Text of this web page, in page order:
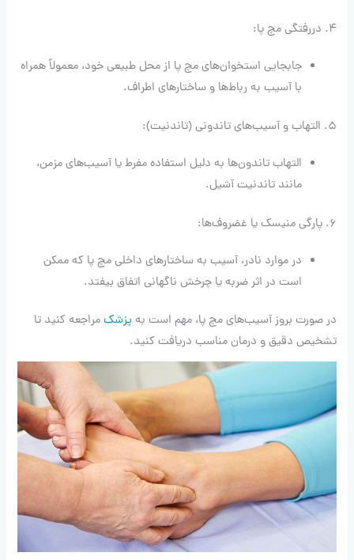
۴. دررفتگی مچ پا:
جابجایی استخوان‌های مچ پا از محل طبیعی خود، معمولاً همراه
با آسیب به رباط‌ها و ساختارهای اطراف.
۵. التهاب و آسیب‌های تاندونی (تاندنیت):
التهاب تاندون‌ها به دلیل استفاده مفرط یا آسیب‌های مزمن،
مانند تاندنیت آشیل.
۶. پارگی منیسک یا غضروف‌ها:
در موارد نادر، آسیب به ساختارهای داخلی مچ پا که ممکن
است در اثر ضربه یا چرخش ناگهانی اتفاق بیفتد.
در صورت بروز آسیب‌های مچ پا، مهم است به پزشکمراجعه کنید تا
تشخیص دقیق و درمان مناسب دریافت کنید.